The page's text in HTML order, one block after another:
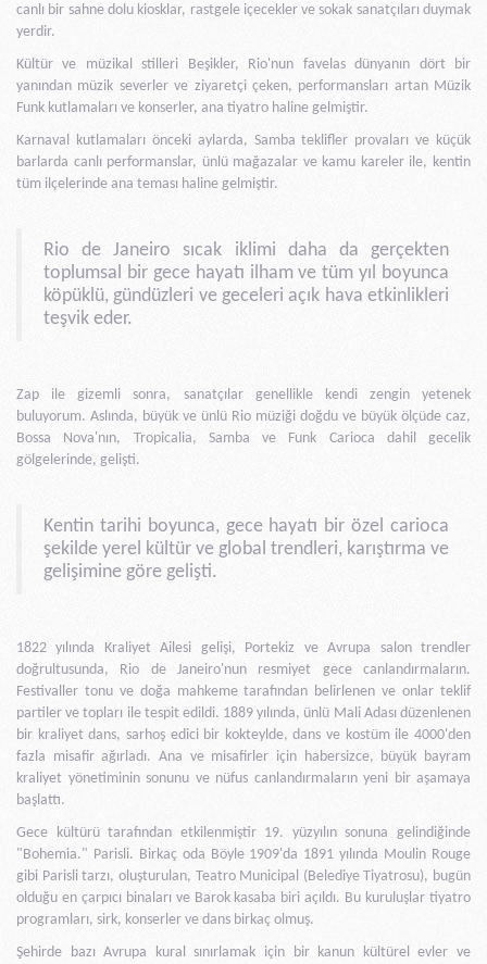
canlı bir sahne dolu kiosklar, rastgele içecekler ve sokak sanatçıları duymak
yerdir.
Kültür ve müzikal stilleri Beşikler, Rio'nun favelas dünyanın dört bir
yanından müzik severler ve ziyaretçi çeken, performansları artan Müzik
Funk kutlamaları ve konserler, ana tiyatro haline gelmiştir.
Karnaval kutlamaları önceki aylarda, Samba teklifler provaları ve küçük
barlarda canlı performanslar, ünlü mağazalar ve kamu kareler ile, kentin
tüm ilçelerinde ana teması haline gelmiştir.
Rio de Janeiro sıcak iklimi daha da gerçekten
toplumsal bir gece hayatı ilham ve tüm yıl boyunca
köpüklü, gündüzleri ve geceleri açık hava etkinlikleri
teşvik eder.
Zap ile gizemli sonra, sanatçılar genellikle kendi zengin yetenek
buluyorum. Aslında, büyük ve ünlü Rio müziği doğdu ve büyük ölçüde caz,
Bossa Nova'nın, Tropicalia, Samba ve Funk Carioca dahil gecelik
gölgelerinde, gelişti.
Kentin tarihi boyunca, gece hayatı bir özel carioca
şekilde yerel kültür ve global trendleri, karıştırma ve
gelişimine göre gelişti.
1822 yılında Kraliyet Ailesi gelişi, Portekiz ve Avrupa salon trendler
doğrultusunda, Rio de Janeiro'nun resmiyet gece canlandırmaların.
Festivaller tonu ve doğa mahkeme tarafından belirlenen ve onlar teklif
partiler ve topları ile tespit edildi. 1889 yılında, ünlü Mali Adası düzenlenen
bir kraliyet dans, sarhoş edici bir kokteylde, dans ve kostüm ile 4000'den
fazla misafir ağırladı. Ana ve misafirler için habersizce, büyük bayram
kraliyet yönetiminin sonunu ve nüfus canlandırmaların yeni bir aşamaya
başlattı.
Gece kültürü tarafından etkilenmiştir 19. yüzyılın sonuna gelindiğinde
"Bohemia." Parisli. Birkaç oda Böyle 1909'da 1891 yılında Moulin Rouge
gibi Parisli tarzı, oluşturulan, Teatro Municipal (Belediye Tiyatrosu), bugün
olduğu en çarpıcı binaları ve Barok kasaba biri açıldı. Bu kuruluşlar tiyatro
programları, sirk, konserler ve dans birkaç olmuş.
Şehirde bazı Avrupa kural sınırlamak için bir kanun kültürel evler ve